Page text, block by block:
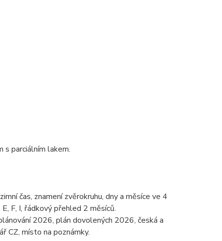
parciálním lakem.
čas, znamení zvěrokruhu, dny a měsíce ve 4
F, I, řádkový přehled 2 měsíců.
2026, plán dovolených 2026, česká a
CZ, místo na poznámky.